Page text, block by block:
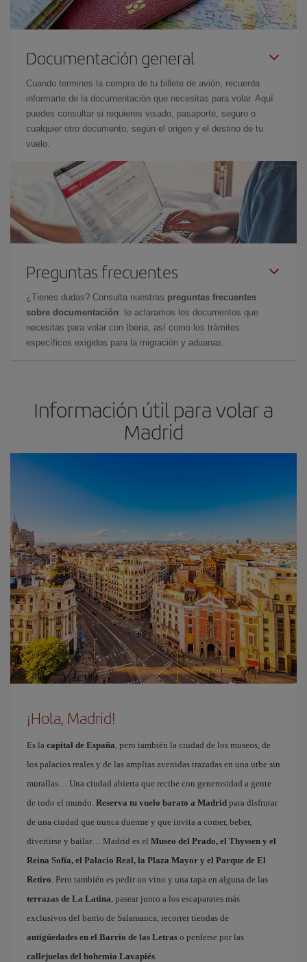
Documentación general
Cuando termines la compra de tu billete de avión, recuerda
informarte de la documentación que necesitas para volar. Aquí
puedes consultar si requieres visado, pasaporte, seguro o
cualquier otro documento, según el origen y el destino de tu
vuelo.
Preguntas frecuentes
¿Tienes dudas? Consulta nuestras preguntas frecuentes
sobre documentación: te aclaramos los documentos que
necesitas para volar con Iberia, así como los trámites
específicos exigidos para la migración y aduanas.
Información útil para volar a
Madrid
¡Hola, Madrid!
Es la capital de España , pero también la ciudad de los museos, de
los palacios reales y de las amplias avenidas trazadas en una urbe sin
murallas… Una ciudad abierta que recibe con generosidad a gente
de todo el mundo. Reserva tu vuelo barato a Madrid para disfrutar
de una ciudad que nunca duerme y que invita a comer, beber,
divertirse y bailar… Madrid es el Museo del Prado, el Thyssen y el
Reina Sofía, el Palacio Real, la Plaza Mayor y el Parque de El
Retiro . Pero también es pedir un vino y una tapa en alguna de las
terrazas de La Latina , pasear junto a los escaparates más
exclusivos del barrio de Salamanca, recorrer tiendas de
antigüedades en el Barrio de las Letras o perderse por las
callejuelas del bohemio Lavapiés